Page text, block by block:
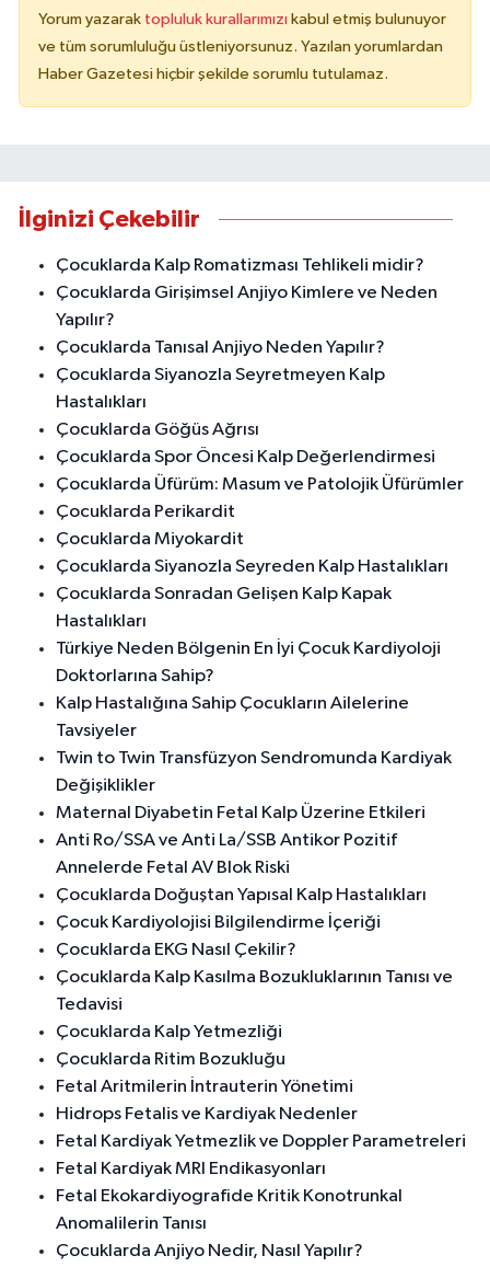
Yorum yazarak topluluk kurallarımızı kabul etmiş bulunuyor
ve tüm sorumluluğu üstleniyorsunuz. Yazılan yorumlardan
Haber Gazetesi hiçbir şekilde sorumlu tutulamaz.
İlginizi Çekebilir
Çocuklarda Kalp Romatizması Tehlikeli midir?
Çocuklarda Girişimsel Anjiyo Kimlere ve Neden
Yapılır?
Çocuklarda Tanısal Anjiyo Neden Yapılır?
Çocuklarda Siyanozla Seyretmeyen Kalp
Hastalıkları
Çocuklarda Göğüs Ağrısı
Çocuklarda Spor Öncesi Kalp Değerlendirmesi
Çocuklarda Üfürüm: Masum ve Patolojik Üfürümler
Çocuklarda Perikardit
Çocuklarda Miyokardit
Çocuklarda Siyanozla Seyreden Kalp Hastalıkları
Çocuklarda Sonradan Gelişen Kalp Kapak
Hastalıkları
Türkiye Neden Bölgenin En İyi Çocuk Kardiyoloji
Doktorlarına Sahip?
Kalp Hastalığına Sahip Çocukların Ailelerine
Tavsiyeler
Twin to Twin Transfüzyon Sendromunda Kardiyak
Değişiklikler
Maternal Diyabetin Fetal Kalp Üzerine Etkileri
Anti Ro/SSA ve Anti La/SSB Antikor Pozitif
Annelerde Fetal AV Blok Riski
Çocuklarda Doğuştan Yapısal Kalp Hastalıkları
Çocuk Kardiyolojisi Bilgilendirme İçeriği
Çocuklarda EKG Nasıl Çekilir?
Çocuklarda Kalp Kasılma Bozukluklarının Tanısı ve
Tedavisi
Çocuklarda Kalp Yetmezliği
Çocuklarda Ritim Bozukluğu
Fetal Aritmilerin İntrauterin Yönetimi
Hidrops Fetalis ve Kardiyak Nedenler
Fetal Kardiyak Yetmezlik ve Doppler Parametreleri
Fetal Kardiyak MRI Endikasyonları
Fetal Ekokardiyografide Kritik Konotrunkal
Anomalilerin Tanısı
Çocuklarda Anjiyo Nedir, Nasıl Yapılır?